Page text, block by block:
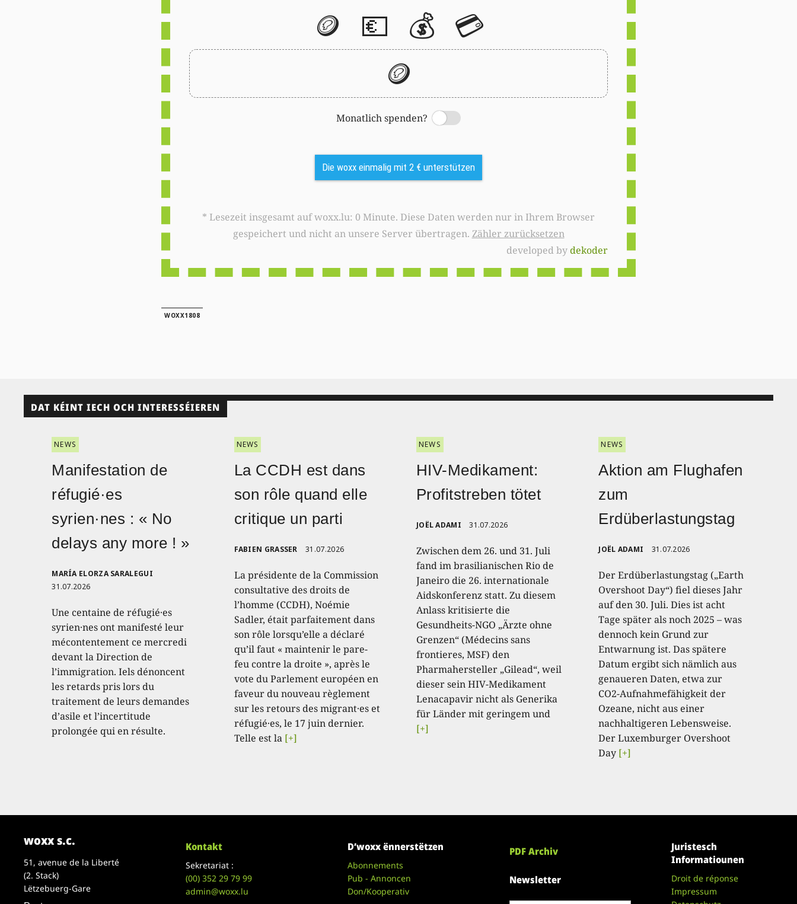
🪙 💶 💰 💳
🪙
Monatlich spenden?
Switch
Die woxx einmalig mit 2 € unterstützen
* Lesezeit insgesamt auf woxx.lu: 0 Minute. Diese Daten werden nur in Ihrem Browser
gespeichert und nicht an unsere Server übertragen. Zähler zurücksetzen
developed bydekoder
WOXX1808
DAT KÉINT IECH OCH INTERESSÉIEREN
NEWS
Manifestation de
réfugié·es
syrien·nes : « No
delays any more ! »
MARÍA ELORZA SARALEGUI
31.07.2026
Une centaine de réfugié·es
syrien·nes ont manifesté leur
mécontentement ce mercredi
devant la Direction de
l’immigration. Iels dénoncent
les retards pris lors du
traitement de leurs demandes
d’asile et l’incertitude
prolongée qui en résulte.
NEWS
La CCDH est dans
son rôle quand elle
critique un parti
FABIEN GRASSER 31.07.2026
La présidente de la Commission
consultative des droits de
l’homme (CCDH), Noémie
Sadler, était parfaitement dans
son rôle lorsqu’elle a déclaré
qu’il faut « maintenir le pare-
feu contre la droite », après le
vote du Parlement européen en
faveur du nouveau règlement
sur les retours des migrant·es et
réfugié·es, le 17 juin dernier.
Telle est la [+]
NEWS
HIV-Medikament:
Profitstreben tötet
JOËL ADAMI 31.07.2026
Zwischen dem 26. und 31. Juli
fand im brasilianischen Rio de
Janeiro die 26. internationale
Aidskonferenz statt. Zu diesem
Anlass kritisierte die
Gesundheits-NGO „Ärzte ohne
Grenzen“ (Médecins sans
frontieres, MSF) den
Pharmahersteller „Gilead“, weil
dieser sein HIV-Medikament
Lenacapavir nicht als Generika
für Länder mit geringem und
[+]
NEWS
Aktion am Flughafen
zum
Erdüberlastungstag
JOËL ADAMI 31.07.2026
Der Erdüberlastungstag („Earth
Overshoot Day“) fiel dieses Jahr
auf den 30. Juli. Dies ist acht
Tage später als noch 2025 – was
dennoch kein Grund zur
Entwarnung ist. Das spätere
Datum ergibt sich nämlich aus
genaueren Daten, etwa zur
CO2-Aufnahmefähigkeit der
Ozeane, nicht aus einer
nachhaltigeren Lebensweise.
Der Luxemburger Overshoot
Day [+]
woxx s.c.
51, avenue de la Liberté
(2. Stack)
Lëtzebuerg-Gare
Kontakt
Sekretariat :
(00)352 29 79 99
admin@woxx.lu
D’woxx ënnerstëtzen
Abonnements
Pub - Annoncen
Don/Kooperativ
PDF Archiv
Newsletter
Juristesch
Informatiounen
Droit de réponse
Impressum